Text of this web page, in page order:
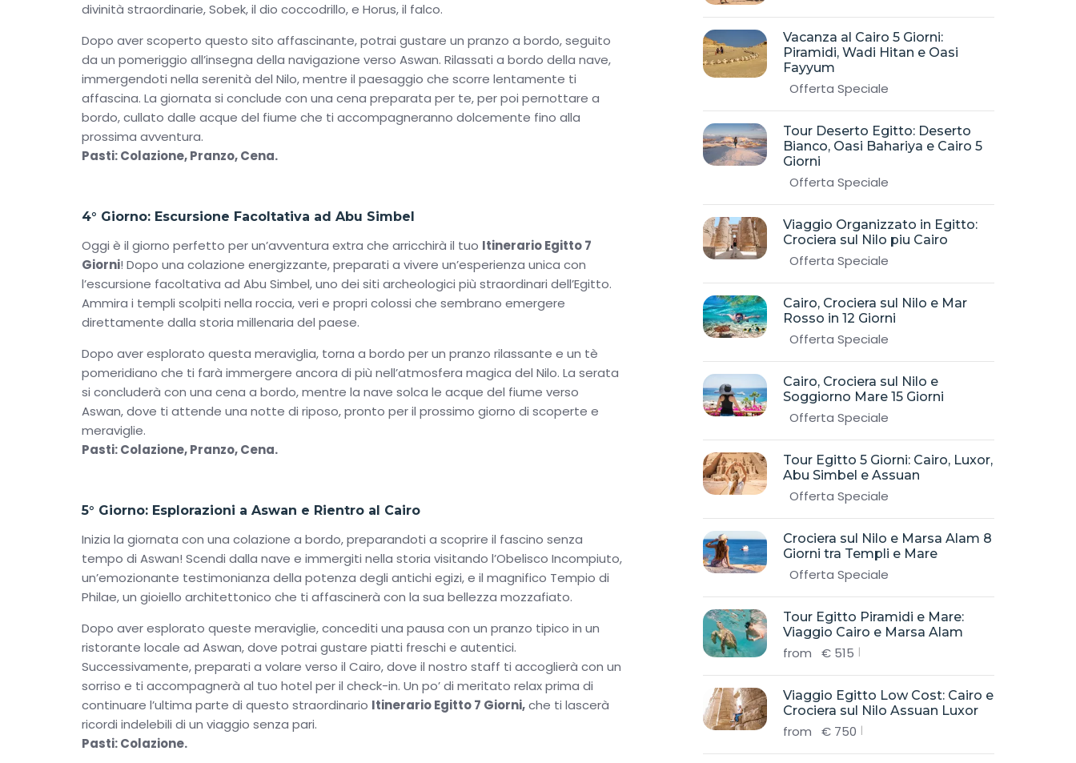
divinità straordinarie, Sobek, il dio coccodrillo, e Horus, il falco.
Dopo aver scoperto questo sito affascinante, potrai gustare un pranzo a bordo, seguito
da un pomeriggio all’insegna della navigazione verso Aswan. Rilassati a bordo della nave,
immergendoti nella serenità del Nilo, mentre il paesaggio che scorre lentamente ti
affascina. La giornata si conclude con una cena preparata per te, per poi pernottare a
bordo, cullato dalle acque del fiume che ti accompagneranno dolcemente fino alla
prossima avventura.
Pasti: Colazione, Pranzo, Cena.
4° Giorno: Escursione Facoltativa ad Abu Simbel
Oggi è il giorno perfetto per un’avventura extra che arricchirà il tuo Itinerario Egitto 7
Giorni! Dopo una colazione energizzante, preparati a vivere un’esperienza unica con
l’escursione facoltativa ad Abu Simbel, uno dei siti archeologici più straordinari dell’Egitto.
Ammira i templi scolpiti nella roccia, veri e propri colossi che sembrano emergere
direttamente dalla storia millenaria del paese.
Dopo aver esplorato questa meraviglia, torna a bordo per un pranzo rilassante e un tè
pomeridiano che ti farà immergere ancora di più nell’atmosfera magica del Nilo. La serata
si concluderà con una cena a bordo, mentre la nave solca le acque del fiume verso
Aswan, dove ti attende una notte di riposo, pronto per il prossimo giorno di scoperte e
meraviglie.
Pasti: Colazione, Pranzo, Cena.
5° Giorno: Esplorazioni a Aswan e Rientro al Cairo
Inizia la giornata con una colazione a bordo, preparandoti a scoprire il fascino senza
tempo di Aswan! Scendi dalla nave e immergiti nella storia visitando l’Obelisco Incompiuto,
un’emozionante testimonianza della potenza degli antichi egizi, e il magnifico Tempio di
Philae, un gioiello architettonico che ti affascinerà con la sua bellezza mozzafiato.
Dopo aver esplorato queste meraviglie, concediti una pausa con un pranzo tipico in un
ristorante locale ad Aswan, dove potrai gustare piatti freschi e autentici.
Successivamente, preparati a volare verso il Cairo, dove il nostro staff ti accoglierà con un
sorriso e ti accompagnerà al tuo hotel per il check-in. Un po’ di meritato relax prima di
continuare l’ultima parte di questo straordinario Itinerario Egitto 7 Giorni,che ti lascerà
ricordi indelebili di un viaggio senza pari.
Pasti: Colazione.
Vacanza al Cairo 5 Giorni:
Piramidi, Wadi Hitan e Oasi
Fayyum
Offerta Speciale
Tour Deserto Egitto: Deserto
Bianco, Oasi Bahariya e Cairo 5
Giorni
Offerta Speciale
Viaggio Organizzato in Egitto:
Crociera sul Nilo piu Cairo
Offerta Speciale
Cairo, Crociera sul Nilo e Mar
Rosso in 12 Giorni
Offerta Speciale
Cairo, Crociera sul Nilo e
Soggiorno Mare 15 Giorni
Offerta Speciale
Tour Egitto 5 Giorni: Cairo, Luxor,
Abu Simbel e Assuan
Offerta Speciale
Crociera sul Nilo e Marsa Alam 8
Giorni tra Templi e Mare
Offerta Speciale
Tour Egitto Piramidi e Mare:
Viaggio Cairo e Marsa Alam
from € 515
Viaggio Egitto Low Cost: Cairo e
Crociera sul Nilo Assuan Luxor
from € 750